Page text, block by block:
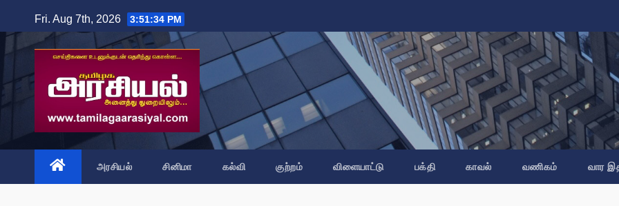
to
content
Fri. Aug 7th, 2026 3:51:35 PM
அரசியல் சினிமா கல்வி குற்றம் விளையாட்டு பக்தி காவல் வணிகம் வார